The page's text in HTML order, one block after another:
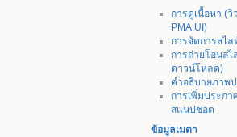
การดูเนื้อหา (วิ
PMA.UI)
การจัดการสไล
การถ่ายโอนส
ดาวน์โหลด)
คำอธิบายภาพ
การเพิ่มประก
สแนปชอต
ข้อมูลเมตา